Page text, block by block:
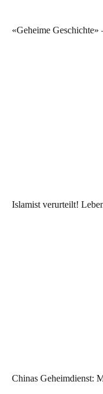
«Geheime
Islamist verurteilt!
Chinas Geheimdienst: